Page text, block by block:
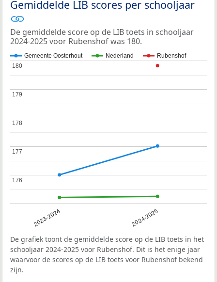
Gemiddelde LIB scores per schooljaar
De gemiddelde score op de LIB toets in schooljaar
2024-2025 voor Rubenshof was 180.
Gemeente Oosterhout Nederland Rubenshof
2023-2024 2024-2025
176
176
177
177
178
178
179
179
180
180
De grafiek toont de gemiddelde score op de LIB toets in het
schooljaar 2024-2025 voor Rubenshof. Dit is het enige jaar
waarvoor de scores op de LIB toets voor Rubenshof bekend
zijn.